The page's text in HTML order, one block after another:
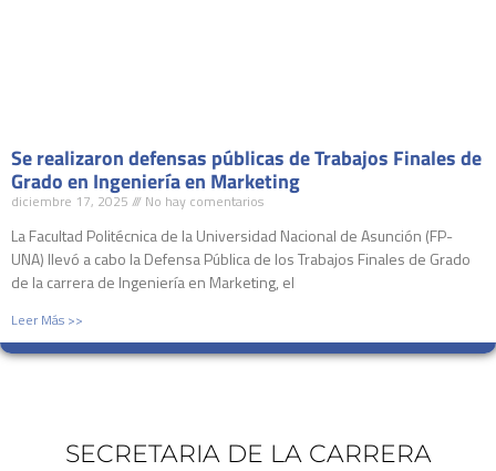
Se realizaron defensas públicas de Trabajos Finales de
Grado en Ingeniería en Marketing
diciembre 17, 2025 No hay comentarios
La Facultad Politécnica de la Universidad Nacional de Asunción (FP-
UNA) llevó a cabo la Defensa Pública de los Trabajos Finales de Grado
de la carrera de Ingeniería en Marketing, el
Leer Más >>
SECRETARIA DE LA CARRERA